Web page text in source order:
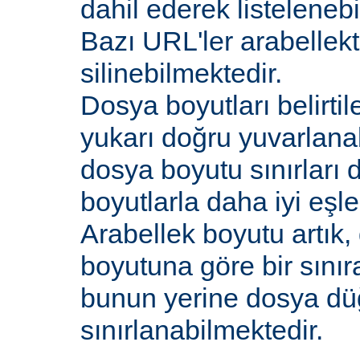
dahil ederek
Bazı URL'ler
silinebilmektedir.
Dosya boyutları
yukarı doğru
dosya boyutu sınırları
boyutlarla daha iyi
Arabellek boyutu
boyutuna göre bir
bunun yerine dosya
sınırlanabilmektedir.